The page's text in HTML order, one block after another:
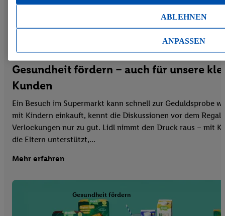
Gesundheit fördern – auch für unsere
Kunden
Ein Besuch im Supermarkt kann schnell zur Geduldsprobe
mit Kindern einkauft, kennt die Diskussionen vor dem Regal
Verlockungen nur zu gut. Lidl nimmt den Druck raus – mit
die Eltern unterstützt,...
Mehr erfahren
Gesundheit fördern
ABLEHNEN
ANPASSEN